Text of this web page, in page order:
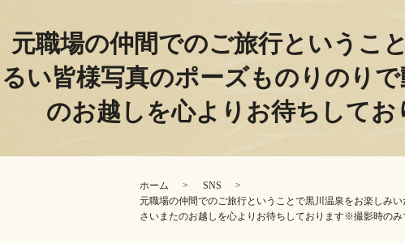
元職場の仲間でのご旅行というこ
るい皆様写真のポーズものりのり
のお越しを心よりお待ちして
ホーム
SNS
元職場の仲間でのご旅行ということで黒川温泉をお楽しみ
さいまたのお越しを心よりお待ちしております️※撮影時のみ